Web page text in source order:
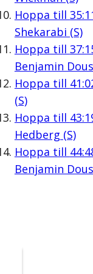
Hoppa till
Shekarabi (S)
Hoppa till
Benjamin
Hoppa till
(S)
Hoppa till
Hedberg (S)
Hoppa till
Benjamin